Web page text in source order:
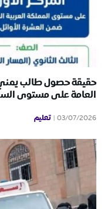
حقيقة حصول طالب يمني
العامة على مستوى
03/07/2026 تعليم